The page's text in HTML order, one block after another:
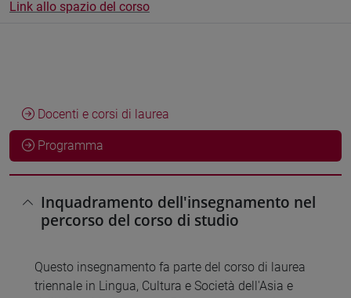
Link allo spazio del corso
Docenti e corsi di laurea
Programma
Inquadramento dell'insegnamento nel
percorso del corso di studio
Questo insegnamento fa parte del corso di laurea
triennale in Lingua, Cultura e Società dell'Asia e